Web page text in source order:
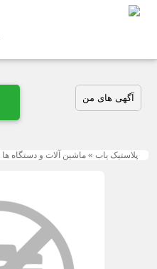
آگهی های من
پلاستیک یاب » ماشین آلات و دستگاه ها